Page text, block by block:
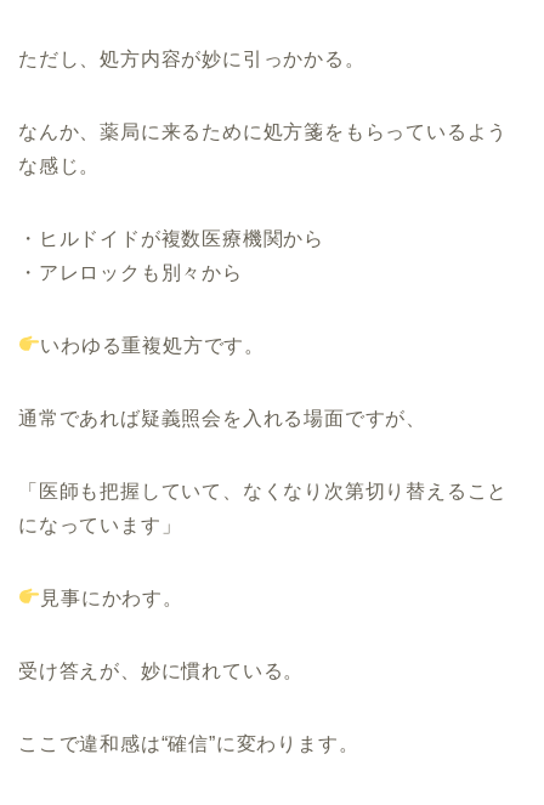
ただし、処方内容が妙に引っかかる。
なんか、薬局に来るために処方箋をもらっているよう
な感じ。
・ヒルドイドが複数医療機関から
・アレロックも別々から
いわゆる重複処方です。
通常であれば疑義照会を入れる場面ですが、
「医師も把握していて、なくなり次第切り替えること
になっています」
見事にかわす。
受け答えが、妙に慣れている。
ここで違和感は“確信”に変わります。